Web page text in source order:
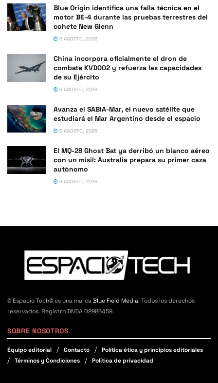
Blue Origin identifica una falla técnica en el
motor BE-4 durante las pruebas terrestres del
cohete New Glenn
6 AGOSTO, 2026
China incorpora oficialmente el dron de
combate KVD002 y refuerza las capacidades
de su Ejército
6 AGOSTO, 2026
Avanza el SABIA-Mar, el nuevo satélite que
estudiará el Mar Argentino desde el espacio
6 AGOSTO, 2026
El MQ-28 Ghost Bat ya derribó un blanco aéreo
con un misil: Australia prepara su primer caza
autónomo
6 AGOSTO, 2026
© Espacio Tech© es una marcaBlue Field Media. Todos los derechos
reservados. Registro DNDA 02986459.
SOBRE NOSOTROS
Equipo editorial Contacto
Política ética y principios editoriales
Términos y Condiciones
Política de privacidad